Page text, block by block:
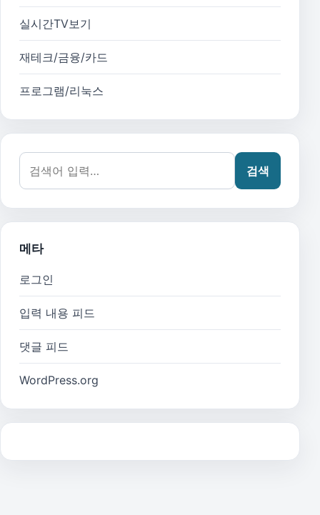
실시간TV보기
재테크/금융/카드
프로그램/리눅스
검색어:
검색
메타
로그인
입력 내용 피드
댓글 피드
WordPress.org